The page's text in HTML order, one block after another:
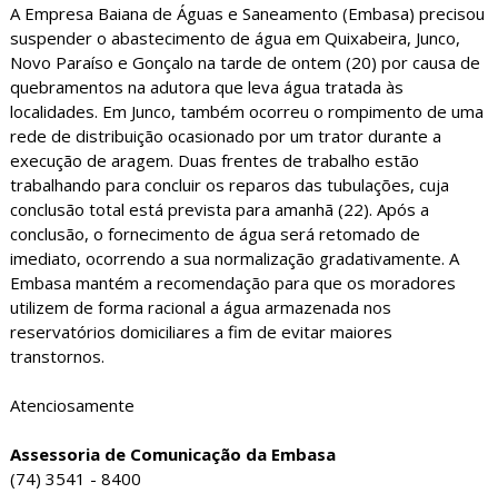
A Empresa Baiana de Águas e Saneamento (Embasa) precisou
suspender o abastecimento de água em Quixabeira, Junco,
Novo Paraíso e Gonçalo na tarde de ontem (20) por causa de
quebramentos na adutora que leva água tratada às
localidades. Em Junco, também ocorreu o rompimento de uma
rede de distribuição ocasionado por um trator durante a
execução de aragem. Duas frentes de trabalho estão
trabalhando para concluir os reparos das tubulações, cuja
conclusão total está prevista para amanhã (22). Após a
conclusão, o fornecimento de água será retomado de
imediato, ocorrendo a sua normalização gradativamente. A
Embasa mantém a recomendação para que os moradores
utilizem de forma racional a água armazenada nos
reservatórios domiciliares a fim de evitar maiores
transtornos.
Atenciosamente
Assessoria de Comunicação da Embasa
(74) 3541 - 8400